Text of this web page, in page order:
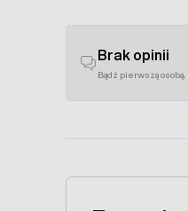
Brak opinii
Bądź pierwszą